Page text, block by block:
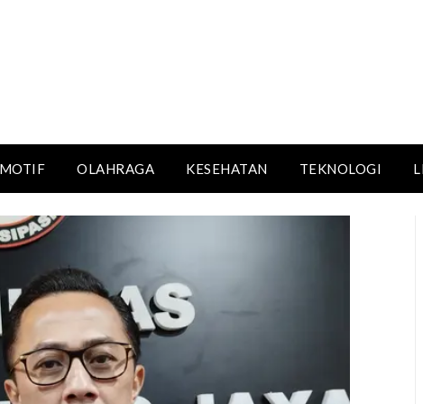
OLAHRAGA KESEHATAN TEKNOLOGI